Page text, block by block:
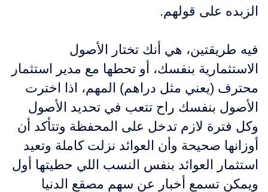
الزبده على قولهم.
فيه طريقتين، هي أنك تختار الأصول
الاستثمارية بنفسك، أو تحطها مع مدير استثمار
محترف (يعني مثل دراهم) المهم، اذا اخترت
الأصول بنفسك راح تتعب في تحديد الأصول
وكل فترة لازم تدخل على المحفظة وتتأكد أن
أوزانها صحيحة وأن العوائد نزلت كاملة وتعيد
استثمار العوائد بنفس النسب اللي حطيتها أول
ويمكن تسمع أخبار عن سهم مصقع الدنيا